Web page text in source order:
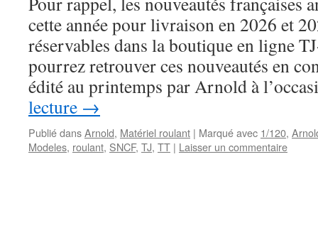
cette année pour livraison en 2026 et
réservables dans la boutique en ligne
pourrez retrouver ces nouveautés en
édité au printemps par Arnold à
lecture →
Publié dansArnold, Matériel roulant | Marqué avec 1/120,
Modeles, roulant, SNCF, TJ, TT | Laisser un commentaire